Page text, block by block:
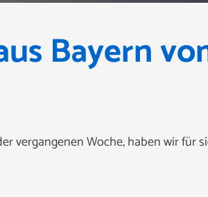
Bayern
vergangenen Woche, haben wir für